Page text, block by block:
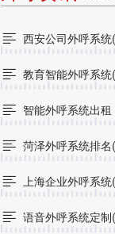
 西安公司外呼系
 教育智能外呼系
 智能外呼系统出
 菏泽外呼系统排
 上海企业外呼系
 语音外呼系统定